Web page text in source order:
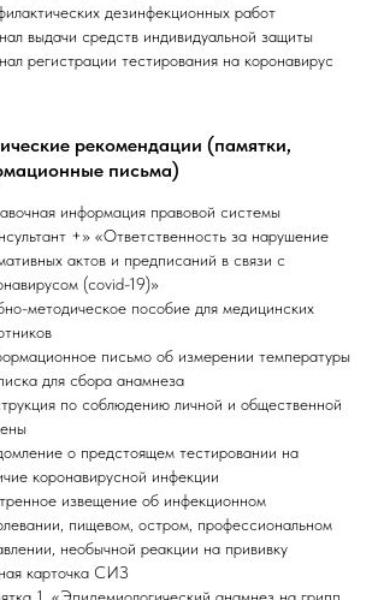
дезинфекционных работ
выдачи средств индивидуальной защиты
регистрации тестирования на коронавирус
рекомендации (памятки,
письма)
информация правовой системы
+» «Ответственность за нарушение
актов и предписаний в связи с
(covid-19)»
методическое пособие для медицинских
письмо об измерении температуры
для сбора анамнеза
по соблюдению личной и общественной
о предстоящем тестировании на
коронавирусной инфекции
извещение об инфекционном
пищевом, остром, профессиональном
необычной реакции на прививку
карточка СИЗ